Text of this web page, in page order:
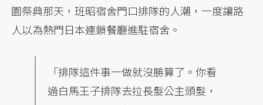
園祭典那天，班昭宿舍門口排隊的人潮，一度讓路
人以為熱門日本連鎖餐廳進駐宿舍。
「排隊這件事一做就沒勝算了。你看
過白馬王子排隊去拉長髮公主頭髮，